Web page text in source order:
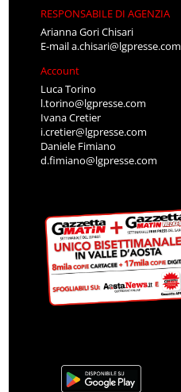
RESPONSABILE DI AGENZIA
Arianna Gori Chisari
E-maila.chisari@lgpresse.com
Account
Luca Torino
l.torino@lgpresse.com
Ivana Cretier
i.cretier@lgpresse.com
Daniele Fimiano
d.fimiano@lgpresse.com